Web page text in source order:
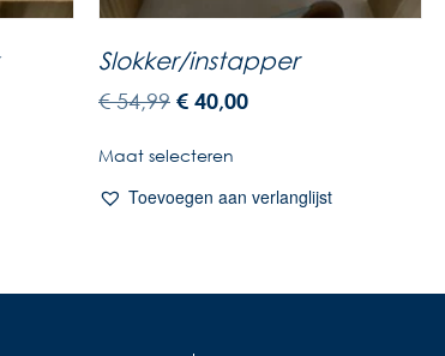
Slokker/instapper
€54,99 € 40,00
Maat selecteren
Toevoegen aan verlanglijst